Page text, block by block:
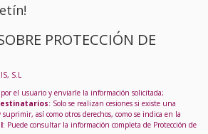
PROTECCIÓN DE
S.L
el usuario y enviarle la información solicitada;
: Solo se realizan cesiones si existe una
suprimir, así como otros derechos, como se indica en la
: Puede consultar la información completa de Protección de